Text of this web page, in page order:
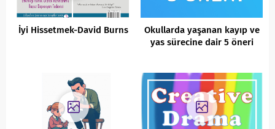
İyi Hissetmek-David Burns
Okullarda yaşanan kayıp ve
yas sürecine dair 5 öneri